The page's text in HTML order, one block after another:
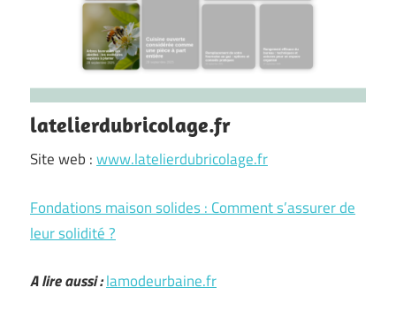
latelierdubricolage.fr
Site web :www.latelierdubricolage.fr
Fondations maison solides : Comment s’assurer de
leur solidité ?
A lire aussi :lamodeurbaine.fr